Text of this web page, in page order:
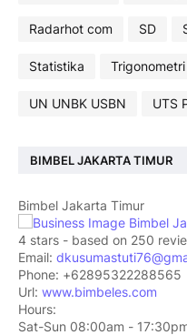
Radarhot com SD
Statistika Trigonometri
UN UNBK USBN UTS
BIMBEL JAKARTA TIMUR
Bimbel Jakarta Timur
4 stars - based on 250
Email:
Phone: +62895322288565
Url: www.bimbeles.com
Hours:
Sat-Sun 08:00am -